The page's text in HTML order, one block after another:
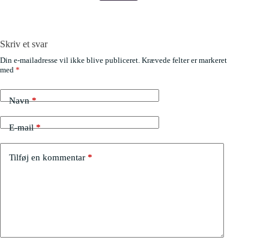
Skriv et svar
Din e-mailadresse vil ikke blive publiceret. Krævede felter er markeret
med *
Navn*
E-mail*
Tilføj en kommentar *